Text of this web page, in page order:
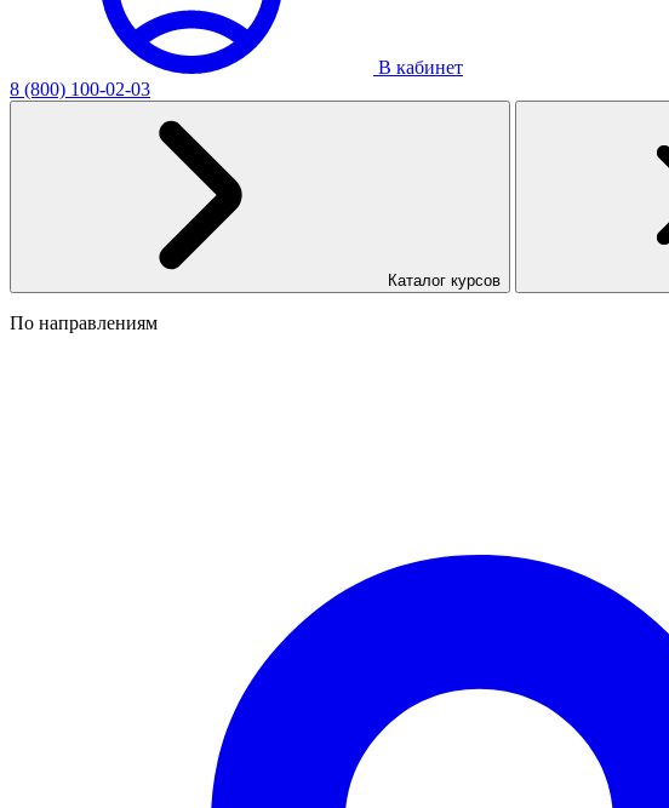
В кабинет
8 (800) 100-02-03
Каталог курсов
По направлениям